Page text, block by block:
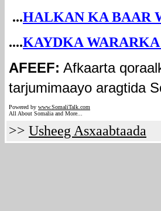
...HALKAN KA BAAR
....KAYDKA
AFEEF: Afkaarta
tarjumimaayo aragtida
Powered by www.SomaliTalk.com
All About Somalia and More...
>> Usheeg Asxaabtaada